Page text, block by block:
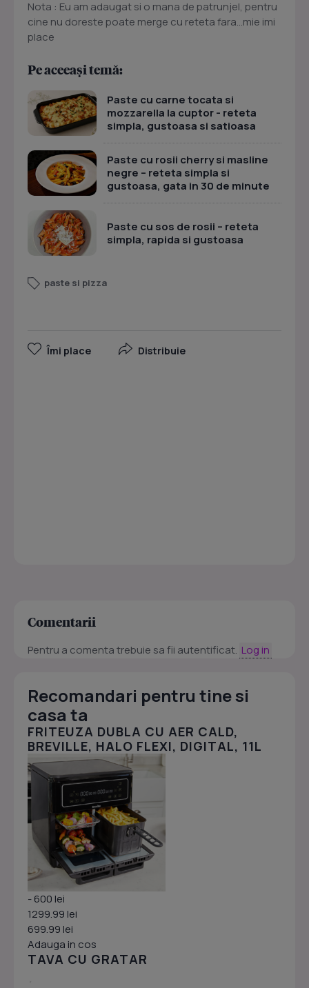
Nota : Eu am adaugat si o mana de patrunjel, pentru
cine nu doreste poate merge cu reteta fara...mie imi
place
Pe aceeași temă:
Paste cu carne tocata si
mozzarella la cuptor - reteta
simpla, gustoasa si satioasa
Paste cu rosii cherry si masline
negre – reteta simpla si
gustoasa, gata in 30 de minute
Paste cu sos de rosii – reteta
simpla, rapida si gustoasa
paste si pizza
Îmi place Distribuie
Comentarii
Pentru a comenta trebuie sa fii autentificat. Log in
Recomandari pentru tine si
casa ta
FRITEUZA DUBLA CU AER CALD,
BREVILLE, HALO FLEXI, DIGITAL, 11L
- 600 lei
1299.99 lei
699.99 lei
Adauga in cos
TAVA CU GRATAR